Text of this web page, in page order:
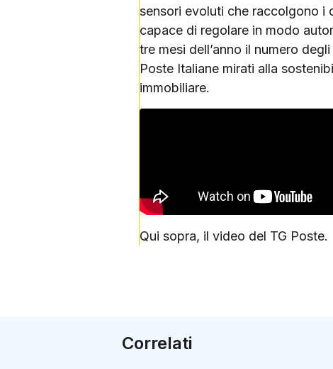
sensori evoluti che raccolgono i
capace di regolare in modo
tre mesi dell’anno il numero
Poste Italiane mirati alla
immobiliare.
Qui sopra, il video del TG Poste.
Correlati